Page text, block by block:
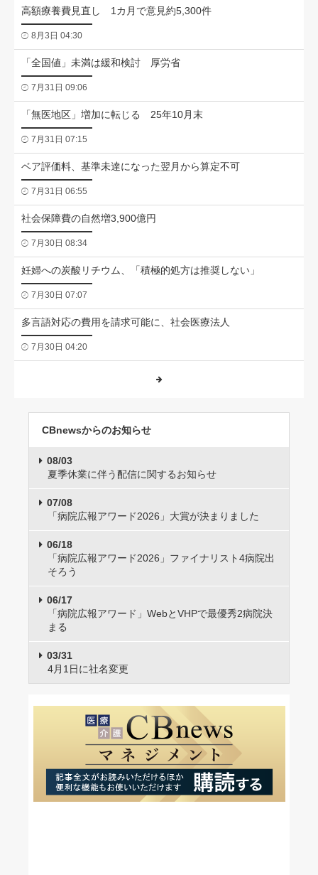
高額療養費見直し 1カ月で意見約5,300件
8月3日 04:30
「全国値」未満は緩和検討 厚労省
7月31日 09:06
「無医地区」増加に転じる 25年10月末
7月31日 07:15
ベア評価料、基準未達になった翌月から算定不可
7月31日 06:55
社会保障費の自然増3,900億円
7月30日 08:34
妊婦への炭酸リチウム、「積極的処方は推奨しない」
7月30日 07:07
多言語対応の費用を請求可能に、社会医療法人
7月30日 04:20
CBnewsからのお知らせ
08/03
夏季休業に伴う配信に関するお知らせ
07/08
「病院広報アワード2026」大賞が決まりました
06/18
「病院広報アワード2026」ファイナリスト4病院出
そろう
06/17
「病院広報アワード」WebとVHPで最優秀2病院決
まる
03/31
4月1日に社名変更